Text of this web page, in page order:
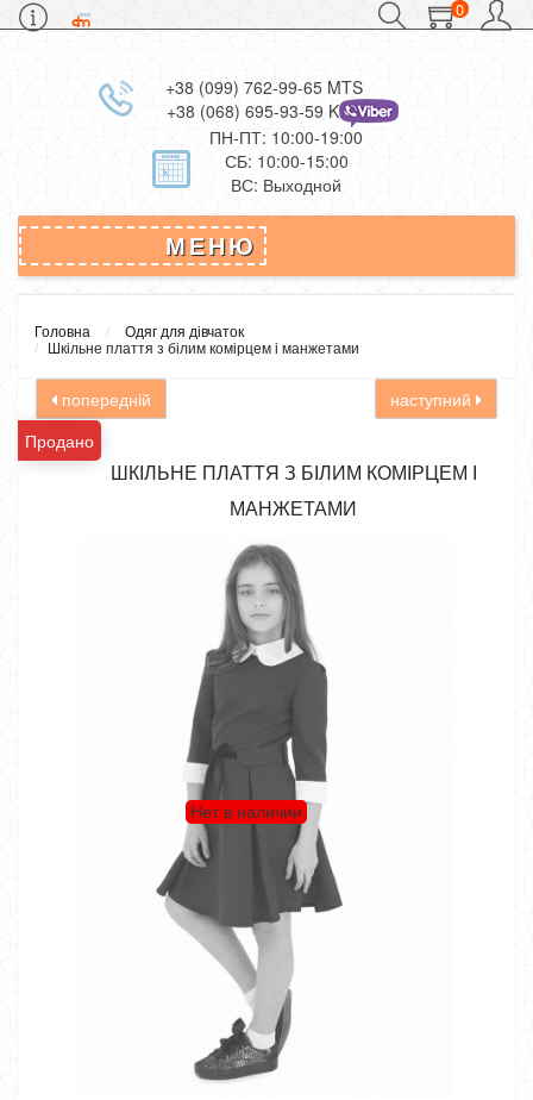
0
+38 (099) 762-99-65 MTS
+38 (068) 695-93-59 Kievstar
ПН-ПТ: 10:00-19:00
СБ: 10:00-15:00
ВС: Выходной
МЕНЮ
Головна
Одяг для дівчаток
Шкільне плаття з білим комірцем і манжетами
попередній
наступний
Продано
ШКІЛЬНЕ ПЛАТТЯ З БІЛИМ КОМІРЦЕМ І
МАНЖЕТАМИ
Нет в наличии